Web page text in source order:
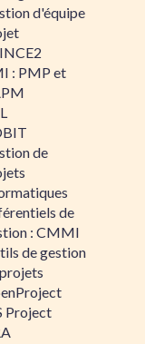
d'équipe
: PMP et
de
de
: CMMI
de gestion
Project